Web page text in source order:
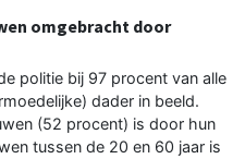
omgebracht door
politie bij 97 procent van alle
dader in beeld.
(52 procent) is door hun
tussen de 20 en 60 jaar is